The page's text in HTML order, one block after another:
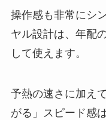
操作感も非常にシ
ヤル設計は、年配
して使えます。
予熱の速さに加え
がる」スピード感